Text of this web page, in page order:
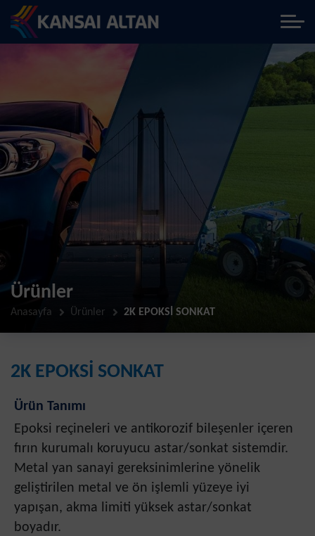
Ürünler
Anasayfa Ürünler 2K EPOKSİ SONKAT
2K EPOKSİ SONKAT
Ürün Tanımı
Epoksi reçineleri ve antikorozif bileşenler içeren
fırın kurumalı koruyucu astar/sonkat sistemdir.
Metal yan sanayi gereksinimlerine yönelik
geliştirilen metal ve ön işlemli yüzeye iyi
yapışan, akma limiti yüksek astar/sonkat
boyadır.